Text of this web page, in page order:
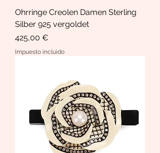
Ohrringe Creolen Damen Sterling
Silber 925 vergoldet
Precio
425,00 €
Impuesto incluido